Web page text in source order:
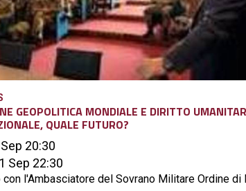
GEOPOLITICA MONDIALE E DIRITTO
QUALE FUTURO?
20:30
Sep 22:30
con l'Ambasciatore del Sovrano Militare Ordine di